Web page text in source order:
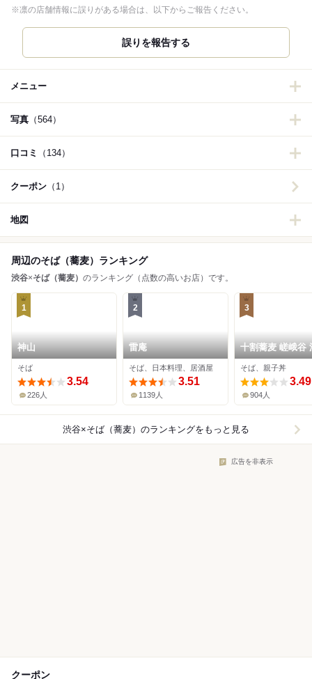
※凛の店舗情報に誤りがある場合は、以下からご報告ください。
誤りを報告する
メニュー
写真 （564）
口コミ （134）
クーポン （1）
地図
周辺のそば（蕎麦）ランキング
渋谷×そば（蕎麦） のランキング（点数の高いお店）です。
1
神山
そば
3.54
226人
2
雷庵
そば、日本料理、居酒屋
3.51
1139人
3
十割蕎麦 嵯峨谷
東急本店前店
そば、親子丼
3.49
904人
渋谷×そば（蕎麦） のランキングをもっと見る
広告を非表示
クーポン